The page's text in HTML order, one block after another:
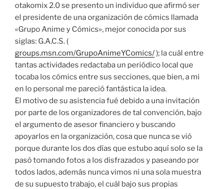
otakomix 2.0 se presento un individuo que afirmó ser
el presidente de una organización de cómics llamada
«Grupo Anime y Cómics», mejor conocida por sus
siglas: G.A.C.S. (
groups.msn.com/GrupoAnimeYComics/); la cuál entre
tantas actividades redactaba un periódico local que
tocaba los cómics entre sus secciones, que bien, a mi
en lo personal me pareció fantástica la idea.
El motivo de su asistencia fué debido a una invitación
por parte de los organizadores de tal convención, bajo
el argumento de asesor financiero y buscando
apoyarlos en la organización, cosa que nunca se vió
porque durante los dos días que estubo aquí solo se la
pasó tomando fotos a los disfrazados y paseando por
todos lados, además nunca vimos ni una sola muestra
de su supuesto trabajo, el cuál bajo sus propias